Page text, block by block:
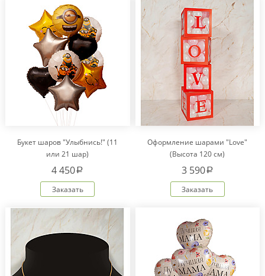
Букет шаров "Улыбнись!" (11
или 21 шар)
4 450a
Заказать
Оформление шарами "Love"
(Высота 120 см)
3 590a
Заказать